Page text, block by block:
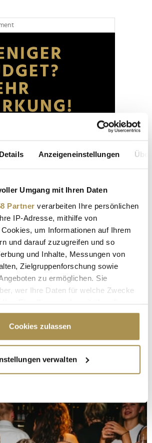
Details Anzeigeneinstellungen
Umgang mit Ihren Daten
Partner verarbeiten Ihre persönlichen
IP-Adresse, mithilfe von
um Informationen auf Ihrem
und darauf zuzugreifen und so
und Inhalte, Messungen von
Zielgruppenforschung sowie
zu ermöglichen. Sie
wer Ihre Daten für welche Zwecke
oder durch Klicken auf das Privacy
oder widerrufen
über Ihre geografische Lage
bis auf einige Meter genau sein
(Fingerprinting) identifizieren
darüber, wie Ihre persönlichen Daten
und legen Sie Ihre Präferenzen im
Cookies zulassen
verwalten